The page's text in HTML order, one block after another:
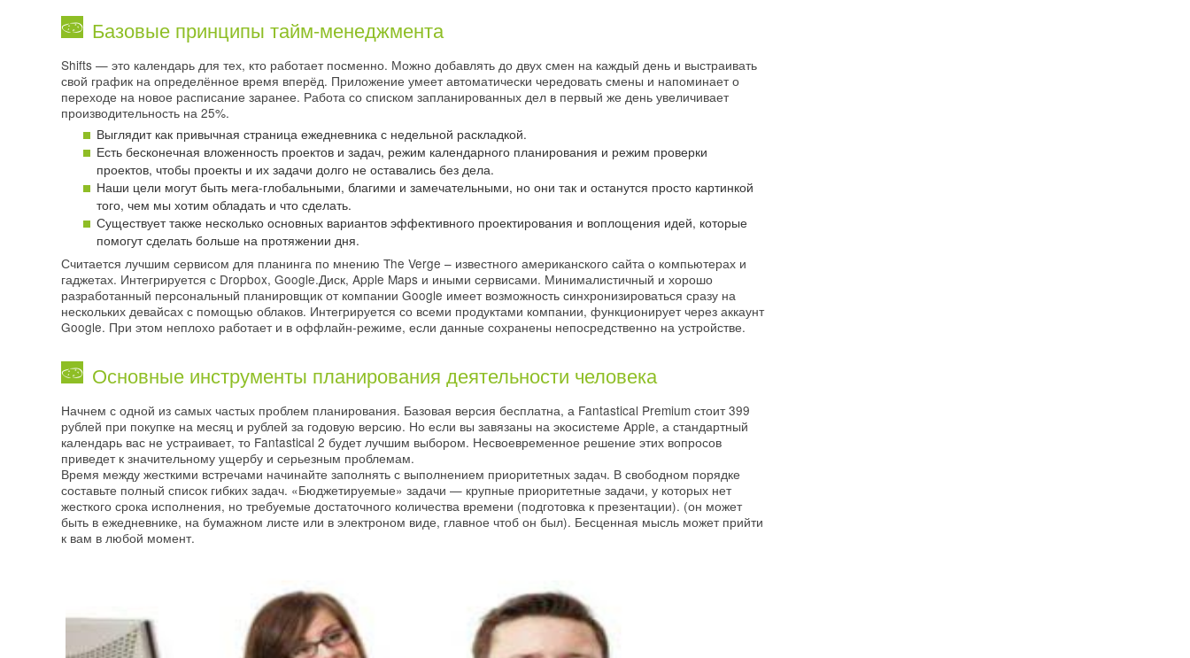
Базовые принципы тайм-менеджмента
Shifts — это календарь для тех, кто работает посменно. Можно добавлять до двух смен на каждый день и выстраивать
свой график на определённое время вперёд. Приложение умеет автоматически чередовать смены и напоминает о
переходе на новое расписание заранее. Работа со списком запланированных дел в первый же день увеличивает
производительность на 25%.
Выглядит как привычная страница ежедневника с недельной раскладкой.
Есть бесконечная вложенность проектов и задач, режим календарного планирования и режим проверки
проектов, чтобы проекты и их задачи долго не оставались без дела.
Наши цели могут быть мега-глобальными, благими и замечательными, но они так и останутся просто картинкой
того, чем мы хотим обладать и что сделать.
Существует также несколько основных вариантов эффективного проектирования и воплощения идей, которые
помогут сделать больше на протяжении дня.
Считается лучшим сервисом для планинга по мнению The Verge – известного американского сайта о компьютерах и
гаджетах. Интегрируется с Dropbox, Google.Диск, Apple Maps и иными сервисами. Минималистичный и хорошо
разработанный персональный планировщик от компании Google имеет возможность синхронизироваться сразу на
нескольких девайсах с помощью облаков. Интегрируется со всеми продуктами компании, функционирует через аккаунт
Google. При этом неплохо работает и в оффлайн-режиме, если данные сохранены непосредственно на устройстве.
Основные инструменты планирования деятельности человека
Начнем с одной из самых частых проблем планирования. Базовая версия бесплатна, а Fantastical Premium стоит 399
рублей при покупке на месяц и рублей за годовую версию. Но если вы завязаны на экосистеме Apple, а стандартный
календарь вас не устраивает, то Fantastical 2 будет лучшим выбором. Несвоевременное решение этих вопросов
приведет к значительному ущербу и серьезным проблемам.
Время между жесткими встречами начинайте заполнять с выполнением приоритетных задач. В свободном порядке
составьте полный список гибких задач. «Бюджетируемые» задачи — крупные приоритетные задачи, у которых нет
жесткого срока исполнения, но требуемые достаточного количества времени (подготовка к презентации). (он может
быть в ежедневнике, на бумажном листе или в электроном виде, главное чтоб он был). Бесценная мысль может прийти
к вам в любой момент.